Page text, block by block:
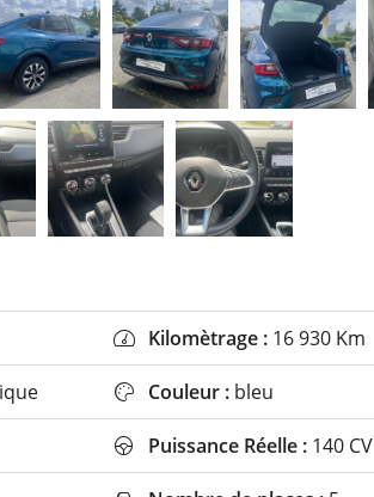
 Kilomètrage :16 930 Km
 Couleur :bleu
 Puissance Réelle :140 CV